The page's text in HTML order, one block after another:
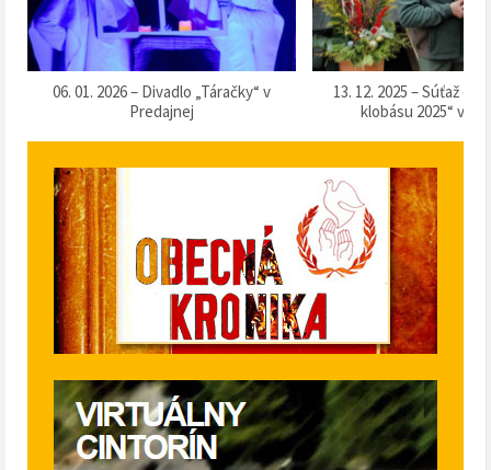
06. 01. 2026 – Divadlo „Táračky“ v
Predajnej
13. 12. 2025 – Súťaž o
klobásu 2025“ v